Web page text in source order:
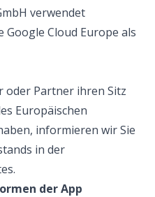
verwendet
Cloud Europe als
oder Partner ihren Sitz
Europäischen
informieren wir Sie
in der
der App